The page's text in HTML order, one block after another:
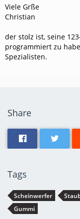
Viele Grße
Christian
der stolz ist, seine
programmiert zu
Spezialisten.
Share
Tags
Scheinwerfer
Gummi